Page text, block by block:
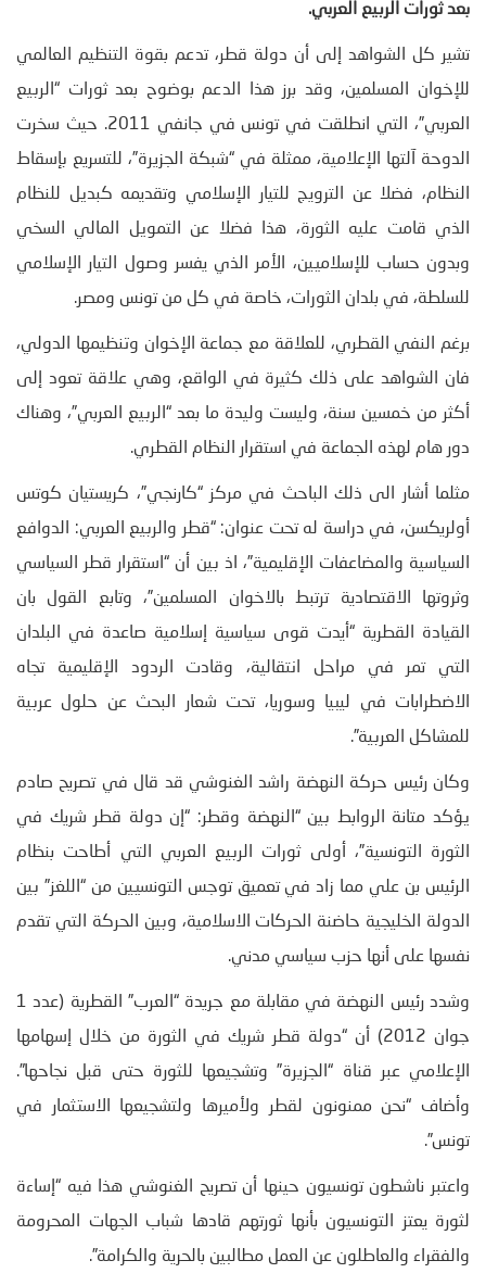
بعد ثورات الربيع العربي.
تشير كل الشواهد إلى أن دولة قطر، تدعم بقوة التنظيم العالمي
للإخوان المسلمين، وقد برز هذا الدعم بوضوح بعد ثورات “الربيع
العربي”، التي انطلقت في تونس في جانفي 2011. حيث سخرت
الدوحة آلتها الإعلامية، ممثلة في “شبكة الجزيرة”، للتسريع بإسقاط
النظام، فضلا عن الترويج للتيار الإسلامي وتقديمه كبديل للنظام
الذي قامت عليه الثورة، هذا فضلا عن التمويل المالي السخي
وبدون حساب للإسلاميين، الأمر الذي يفسر وصول التيار الإسلامي
للسلطة، في بلدان الثورات، خاصة في كل من تونس ومصر.
برغم النفي القطري، للعلاقة مع جماعة الإخوان وتنظيمها الدولي،
فان الشواهد على ذلك كثيرة في الواقع، وهي علاقة تعود إلى
أكثر من خمسين سنة، وليست وليدة ما بعد “الربيع العربي”، وهناك
دور هام لهذه الجماعة في استقرار النظام القطري.
مثلما أشار الى ذلك الباحث في مركز “كارنجي”، كريستيان كوتس
أولريكسن، في دراسة له تحت عنوان: “قطر والربيع العربي: الدوافع
السياسية والمضاعفات الإقليمية”، اذ بين أن “استقرار قطر السياسي
وثروتها الاقتصادية ترتبط بالاخوان المسلمين”، وتابع القول بان
القيادة القطرية “أيدت قوى سياسية إسلامية صاعدة في البلدان
التي تمر في مراحل انتقالية، وقادت الردود الإقليمية تجاه
الاضطرابات في ليبيا وسوريا، تحت شعار البحث عن حلول عربية
للمشاكل العربية”.
وكان رئيس حركة النهضة راشد الغنوشي قد قال في تصريح صادم
يؤكد متانة الروابط بين “النهضة وقطر: “إن دولة قطر شريك في
الثورة التونسية”، أولى ثورات الربيع العربي التي أطاحت بنظام
الرئيس بن علي مما زاد في تعميق توجس التونسيين من “اللغز” بين
الدولة الخليجية حاضنة الحركات الاسلامية، وبين الحركة التي تقدم
نفسها على أنها حزب سياسي مدني.
وشدد رئيس النهضة في مقابلة مع جريدة “العرب” القطرية (عدد 1
جوان 2012) أن “دولة قطر شريك في الثورة من خلال إسهامها
الإعلامي عبر قناة “الجزيرة” وتشجيعها للثورة حتى قبل نجاحها”.
وأضاف “نحن ممنونون لقطر ولأميرها ولتشجيعها الاستثمار في
تونس”.
واعتبر ناشطون تونسيون حينها أن تصريح الغنوشي هذا فيه “إساءة
لثورة يعتز التونسيون بأنها ثورتهم قادها شباب الجهات المحرومة
والفقراء والعاطلون عن العمل مطالبين بالحرية والكرامة”.